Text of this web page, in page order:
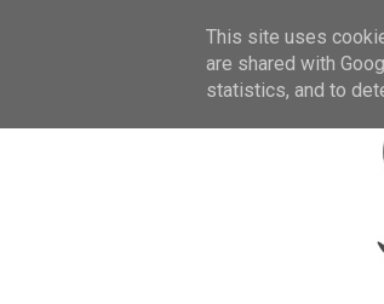
This site uses
are shared with
statistics, and to